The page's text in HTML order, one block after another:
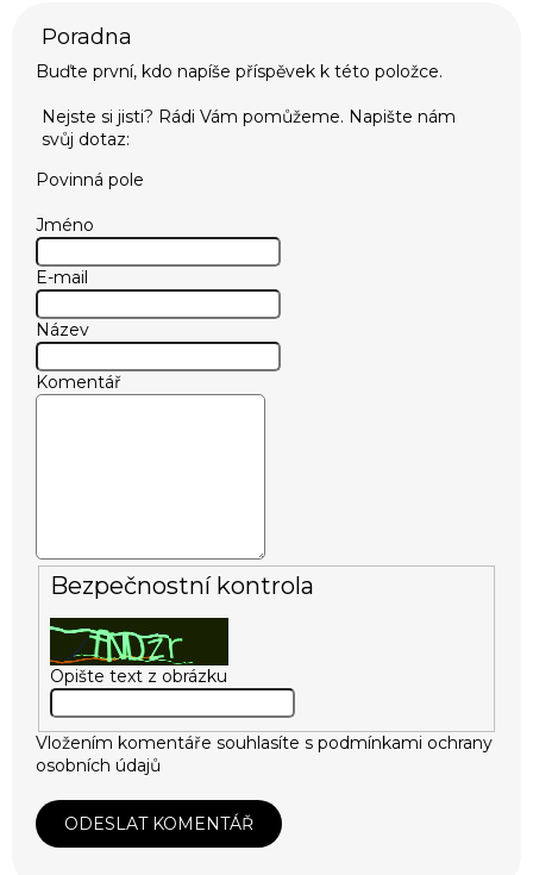
Buďte první, kdo napíše příspěvek k této položce.
Povinná pole
Jméno
E-mail
Název
Komentář
Bezpečnostní kontrola
Opište text z obrázku
Vložením komentáře souhlasíte s podmínkami ochrany
osobních údajů
ODESLAT KOMENTÁŘ